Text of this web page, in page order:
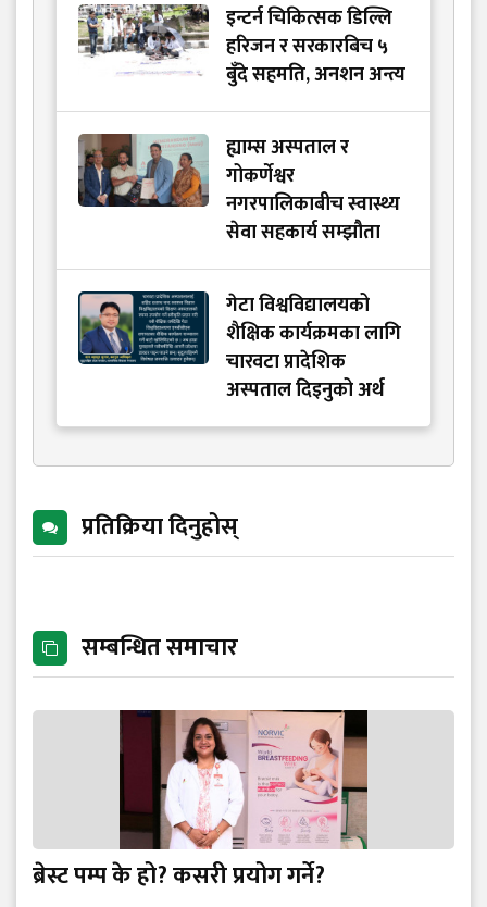
इन्टर्न चिकित्सक डिल्लि
हरिजन र सरकारबिच ५
बुँदे सहमति, अनशन अन्त्य
ह्याम्स अस्पताल र
गोकर्णेश्वर
नगरपालिकाबीच स्वास्थ्य
सेवा सहकार्य सम्झौता
गेटा विश्वविद्यालयको
शैक्षिक कार्यक्रमका लागि
चारवटा प्रादेशिक
अस्पताल दिइनुको अर्थ
प्रतिक्रिया दिनुहोस्
सम्बन्धित समाचार
ब्रेस्ट पम्प के हो? कसरी प्रयोग गर्ने?